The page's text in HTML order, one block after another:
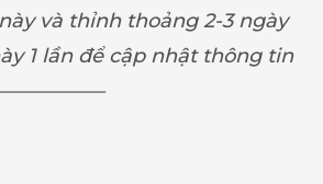
và thỉnh thoảng 2-3 ngày
1 lần để cập nhật thông tin